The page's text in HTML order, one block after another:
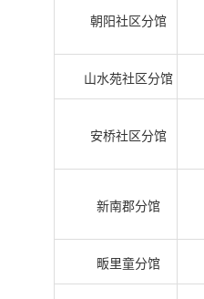
朝阳社区分馆
山水苑社区分馆
安桥社区分馆
新南郡分馆
畈里童分馆